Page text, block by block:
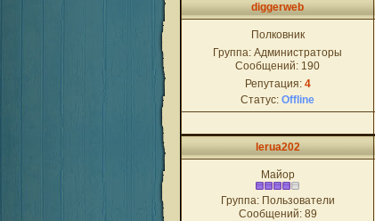
diggerweb
Полковник
Группа: Администраторы
Сообщений: 190
Репутация: 4
Статус: Offline
lerua202
Майор
Группа: Пользователи
Сообщений: 89